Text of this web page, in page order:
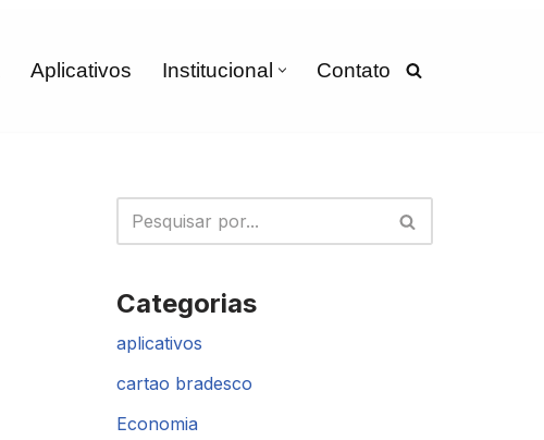
Aplicativos Institucional Contato
Categorias
aplicativos
cartao bradesco
Economia